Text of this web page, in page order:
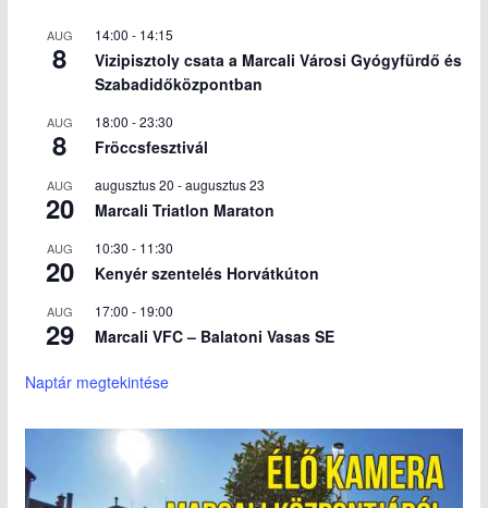
AUG
8
14:00 - 14:15
Vizipisztoly csata a Marcali Városi Gyógyfürdő és
Szabadidőközpontban
AUG
8
18:00 -23:30
Fröccsfesztivál
AUG
20
augusztus 20 -augusztus 23
Marcali Triatlon Maraton
AUG
20
10:30 - 11:30
Kenyér szentelés Horvátkúton
AUG
29
17:00 - 19:00
Marcali VFC – Balatoni Vasas SE
Naptár megtekintése